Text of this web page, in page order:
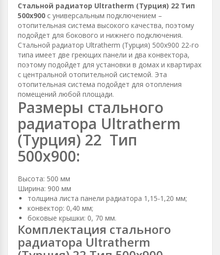
Стальной радиатор Ultratherm (Турция) 22 Тип
500х900 с универсальным подключением –
отопительная система высокого качества, поэтому
подойдет для бокового и нижнего подключения.
Стальной радиатор Ultratherm (Турция) 500х900 22-го
типа имеет две греющих панели и два конвектора,
поэтому подойдет для установки в домах и квартирах
с центральной отопительной системой. Эта
отопительная система подойдет для отопления
помещений любой площади.
Размеры стального
радиатора Ultratherm
(Турция) 22 Тип
500х900:
Высота: 500 мм
Ширина: 900 мм
толщина листа панели радиатора 1,15-1,20 мм;
конвектор: 0,40 мм;
боковые крышки: 0, 70 мм.
Комплектация стального
радиатора Ultratherm